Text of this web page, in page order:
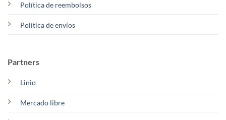
Política de reembolsos
Política de envíos
Partners
Linio
Mercado libre